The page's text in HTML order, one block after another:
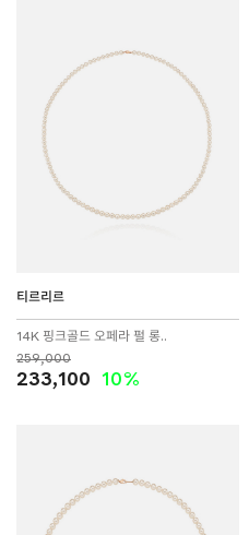
티르리르
14K 핑크골드 오페라 펄 롱..
259,000
233,100 10%